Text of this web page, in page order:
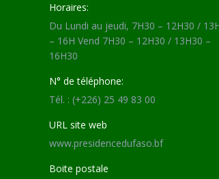
Horaires:
Du Lundi au jeudi, 7H30 – 12H30 /
– 16H Vend 7H30 – 12H30 / 13H30 –
16H30
N° de téléphone:
Tél. : (+226) 25 49 83 00
URL site web
www.presidencedufaso.bf
Boite postale